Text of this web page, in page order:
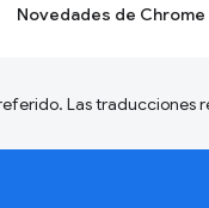
Novedades de Chrome
Las traducciones